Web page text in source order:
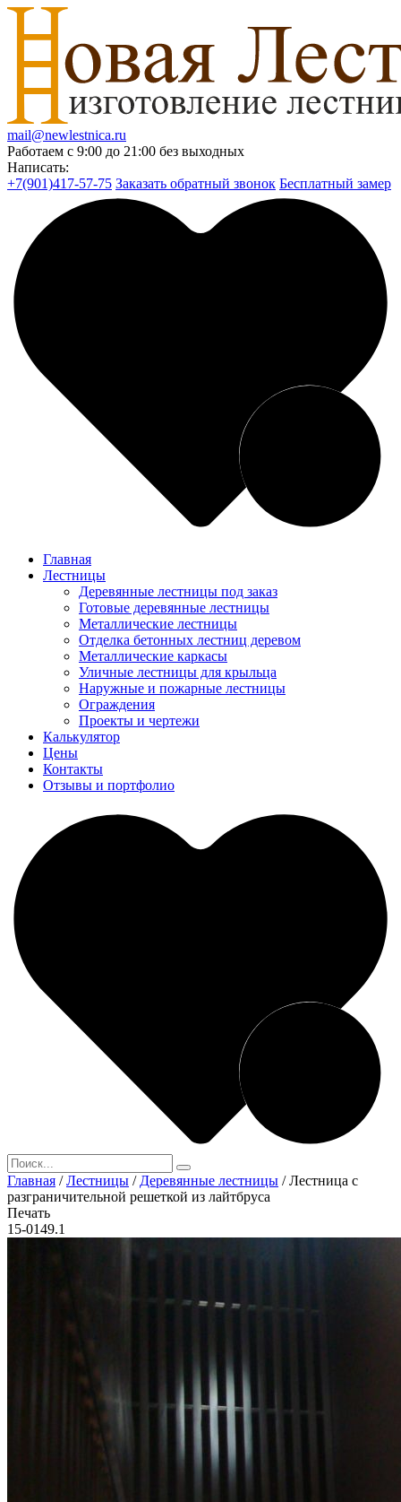
mail@newlestnica.ru
Работаем с 9:00 до 21:00 без выходных
Написать:
+7(901)417-57-75 Заказать обратный звонок Бесплатный замер
Главная
Лестницы
Деревянные лестницы под заказ
Готовые деревянные лестницы
Металлические лестницы
Отделка бетонных лестниц деревом
Металлические каркасы
Уличные лестницы для крыльца
Наружные и пожарные лестницы
Ограждения
Проекты и чертежи
Калькулятор
Цены
Контакты
Отзывы и портфолио
Главная /Лестницы / Деревянные лестницы /Лестница с
разграничительной решеткой из лайтбруса
Печать
15-0149.1